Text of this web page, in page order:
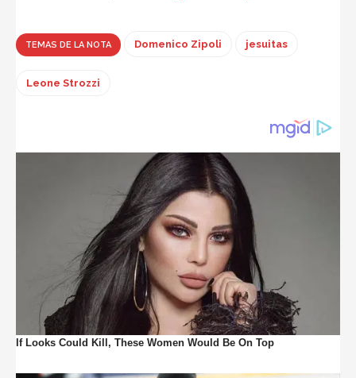
TEMAS DE LA NOTA Domenico Zipoli jesuitas
Leone Strozzi